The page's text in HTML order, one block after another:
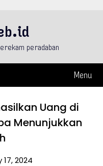
peradaban
Menu
Uang di
Menunjukkan
2024